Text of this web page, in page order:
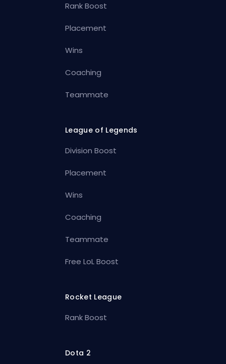
Rank Boost
Placement
Wins
Coaching
Teammate
League of Legends
Division Boost
Placement
Wins
Coaching
Teammate
Free LoL Boost
Rocket League
Rank Boost
Dota 2